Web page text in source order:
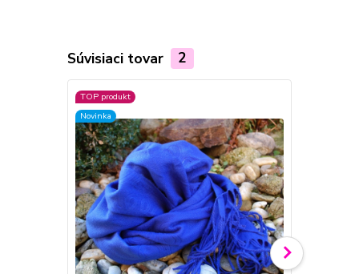
Súvisiaci tovar 2
TOP produkt
Novinka